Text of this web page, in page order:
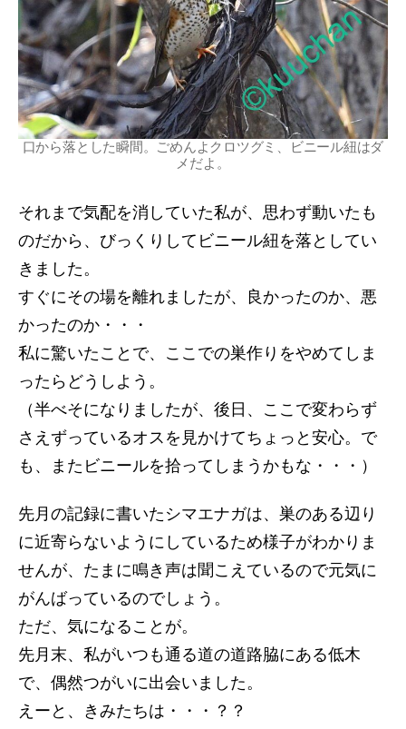
口から落とした瞬間。ごめんよクロツグミ、ビニール紐はダ
メだよ。
それまで気配を消していた私が、思わず動いたも
のだから、びっくりしてビニール紐を落としてい
きました。
すぐにその場を離れましたが、良かったのか、悪
かったのか・・・
私に驚いたことで、ここでの巣作りをやめてしま
ったらどうしよう。
（半べそになりましたが、後日、ここで変わらず
さえずっているオスを見かけてちょっと安心。で
も、またビニールを拾ってしまうかもな・・・）
先月の記録に書いたシマエナガは、巣のある辺り
に近寄らないようにしているため様子がわかりま
せんが、たまに鳴き声は聞こえているので元気に
がんばっているのでしょう。
ただ、気になることが。
先月末、私がいつも通る道の道路脇にある低木
で、偶然つがいに出会いました。
えーと、きみたちは・・・？？